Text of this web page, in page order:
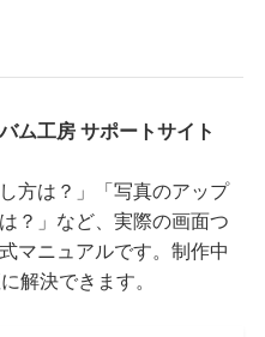
ム工房 サポートサイト
方は？」「写真のアップ
？」など、実際の画面つ
マニュアルです。制作中
解決できます。